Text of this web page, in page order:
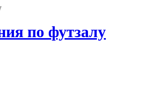
по футзалу